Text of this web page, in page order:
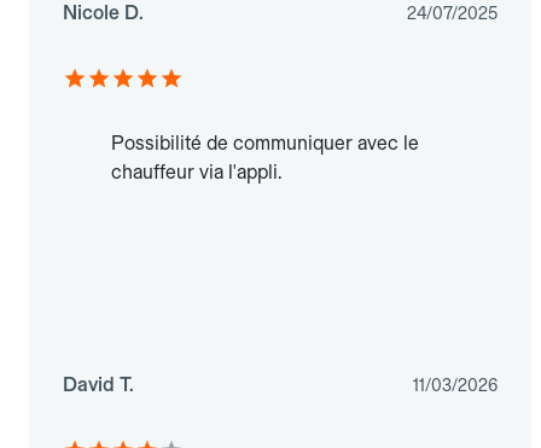
Nicole D. 24/07/2025
Possibilité de communiquer avec le
chauffeur via l'appli.
David T. 11/03/2026